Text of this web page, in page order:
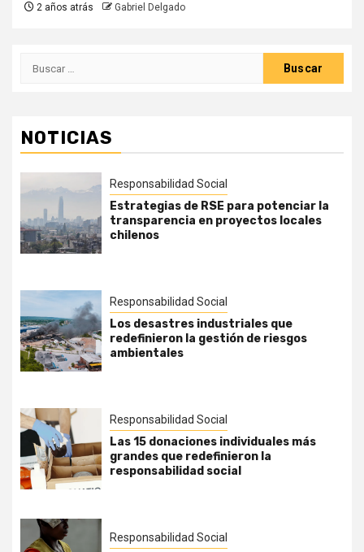
2 años atrás Gabriel Delgado
Buscar:
NOTICIAS
Responsabilidad Social
Estrategias de RSE para potenciar la
transparencia en proyectos locales
chilenos
Responsabilidad Social
Los desastres industriales que
redefinieron la gestión de riesgos
ambientales
Responsabilidad Social
Las 15 donaciones individuales más
grandes que redefinieron la
responsabilidad social
Responsabilidad Social